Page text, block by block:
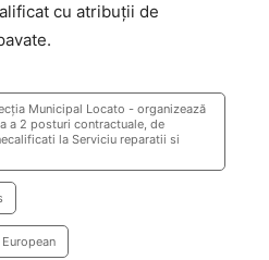
cu atribuţii de
Municipal Locato - organizează
a 2 posturi contractuale, de
la Serviciu reparatii si